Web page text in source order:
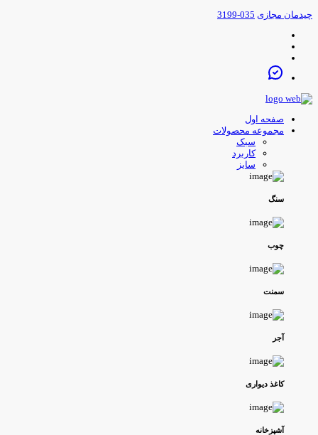
مجازی 035-3199
صفحه اول
مجموعه محصولات
سبک
کاربرد
سایز
سنگ
چوب
سمنت
آجر
کاغذ دیواری
آشپزخانه